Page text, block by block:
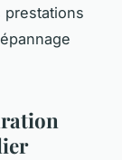
prestations